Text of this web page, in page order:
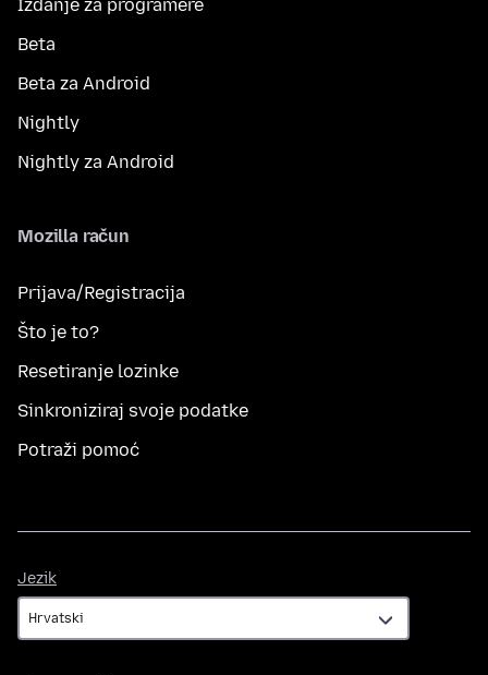
Izdanje za programere
Beta
Beta za Android
Nightly
Nightly za Android
Mozilla račun
Prijava/Registracija
Što je to?
Resetiranje lozinke
Sinkroniziraj svoje podatke
Potraži pomoć
Jezik